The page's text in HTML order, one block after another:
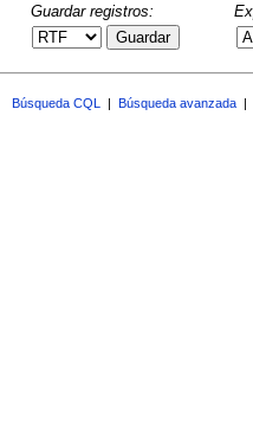
Guardar registros:
Guardar
Búsqueda CQL Búsqueda avanzada